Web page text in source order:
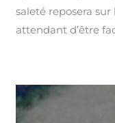
saleté reposera
attendant d’être